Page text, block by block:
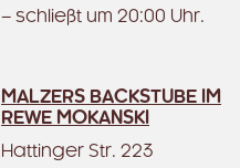
– schließt um 20:00 Uhr.
MALZERS BACKSTUBE IM
REWE MOKANSKI
Hattinger Str. 223